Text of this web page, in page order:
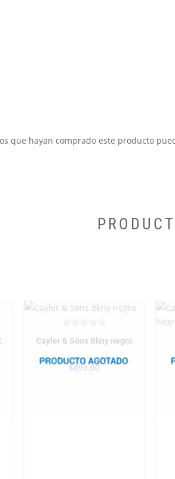
que hayan comprado este producto
Cayler & Sons Bkny negro
$899.00